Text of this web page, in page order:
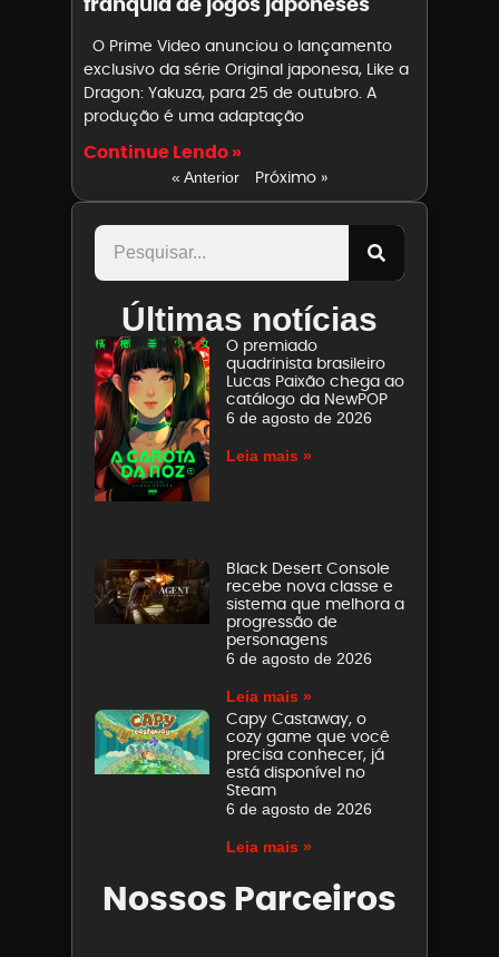
O Prime Video anunciou o lançamento
exclusivo da série Original japonesa, Like a
Dragon: Yakuza, para 25 de outubro. A
produção é uma adaptação
Continue Lendo »
« Anterior Próximo »
Últimas notícias
O premiado
quadrinista brasileiro
Lucas Paixão chega ao
catálogo da NewPOP
6 de agosto de 2026
Leia mais »
Black Desert Console
recebe nova classe e
sistema que melhora a
progressão de
personagens
6 de agosto de 2026
Leia mais »
Capy Castaway, o
cozy game que você
precisa conhecer, já
está disponível no
Steam
6 de agosto de 2026
Leia mais »
Nossos Parceiros